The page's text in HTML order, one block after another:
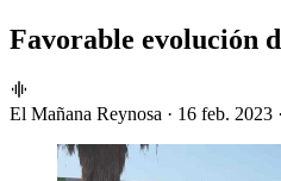
Favorable evolución
El Mañana Reynosa · 16 feb. 2023 ·